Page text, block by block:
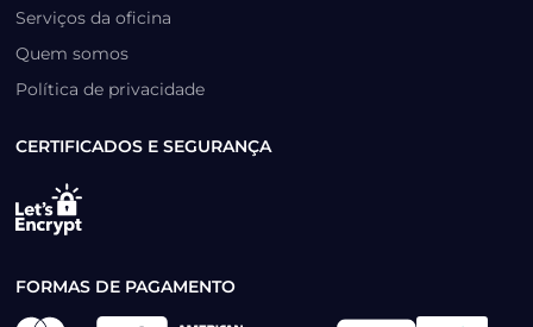
Serviços da oficina
Quem somos
Política de privacidade
CERTIFICADOS E SEGURANÇA
FORMAS DE PAGAMENTO